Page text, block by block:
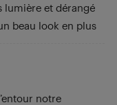
lumière et dérangé
beau look en plus
notre